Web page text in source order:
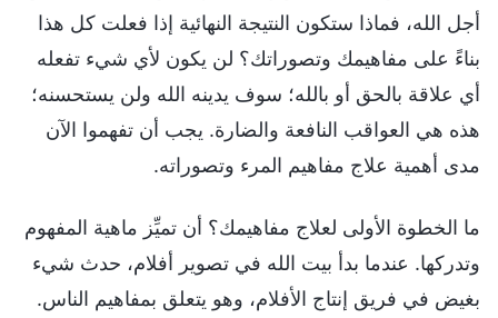
أجل الله، فماذا ستكون النتيجة النهائية إذا فعلت كل هذا
بناءً على مفاهيمك وتصوراتك؟ لن يكون لأي شيء تفعله
أي علاقة بالحق أو بالله؛ سوف يدينه الله ولن يستحسنه؛
هذه هي العواقب النافعة والضارة. يجب أن تفهموا الآن
مدى أهمية علاج مفاهيم المرء وتصوراته.
ما الخطوة الأولى لعلاج مفاهيمك؟ أن تميِّز ماهية المفهوم
وتدركها. عندما بدأ بيت الله في تصوير أفلام، حدث شيء
بغيض في فريق إنتاج الأفلام، وهو يتعلق بمفاهيم الناس.